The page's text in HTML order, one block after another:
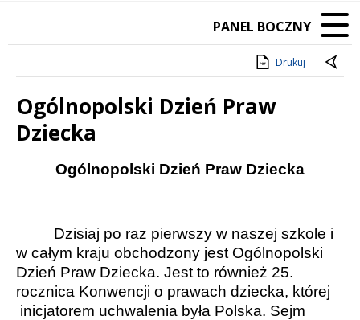
PANEL BOCZNY
Drukuj
Ogólnopolski Dzień Praw
Dziecka
TreśćOgólnopolski Dzień Praw Dziecka
Dzisiaj po raz pierwszy w naszej szkole i
w całym kraju obchodzony jest Ogólnopolski
Dzień Praw Dziecka. Jest to również 25.
rocznica Konwencji o prawach dziecka, której
inicjatorem uchwalenia była Polska. Sejm